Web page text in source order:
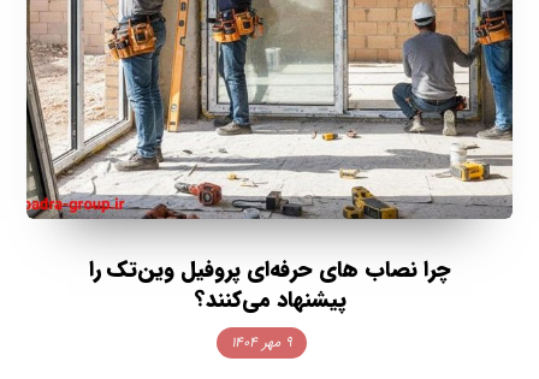
چرا نصاب های حرفه‌ای پروفیل وین‌تک را
پیشنهاد می‌کنند؟
۹ مهر ۱۴۰۴